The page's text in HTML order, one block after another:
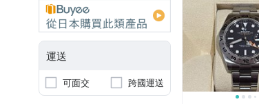
運送
可面交 跨國運送